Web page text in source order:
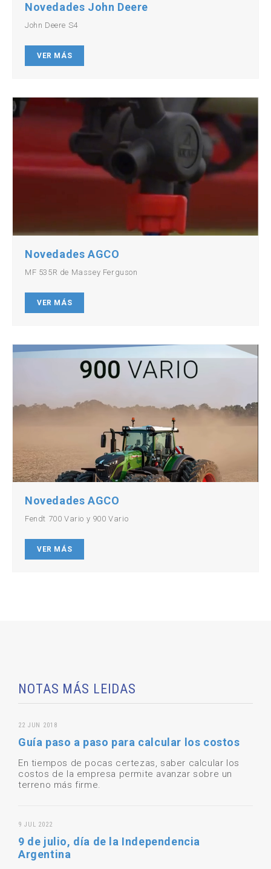
Novedades John Deere
John Deere S4
VER MÁS
Novedades AGCO
MF 535R de Massey Ferguson
VER MÁS
Novedades AGCO
Fendt 700 Vario y 900 Vario
VER MÁS
NOTAS MÁS LEIDAS
22 JUN 2018
Guía paso a paso para calcular los costos
En tiempos de pocas certezas, saber calcular los
costos de la empresa permite avanzar sobre un
terreno más firme.
9 JUL 2022
9 de julio, día de la Independencia
Argentina